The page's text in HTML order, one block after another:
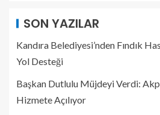
SON YAZILAR
Kandıra Belediyesi’nden Fındık
Yol Desteği
Başkan Dutlulu Müjdeyi Verdi:
Hizmete Açılıyor